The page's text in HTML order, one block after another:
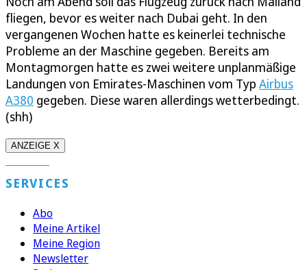
fliegen, bevor es weiter nach Dubai geht. In den
vergangenen Wochen hatte es keinerlei technische
Probleme an der Maschine gegeben. Bereits am
Montagmorgen hatte es zwei weitere unplanmäßige
Landungen von Emirates-Maschinen vom Typ Airbus
A380 gegeben. Diese waren allerdings wetterbedingt.
(shh)
ANZEIGE X
SERVICES
Abo
Meine Artikel
Meine Region
Newsletter